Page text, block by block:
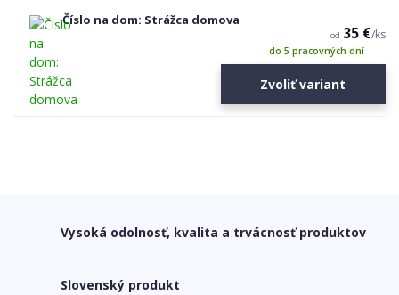
Číslo na dom: Strážca domova
od 35 €/ks
do 5 pracovných dní
Zvoliť variant
Vysoká odolnosť, kvalita a trvácnosť produktov
Slovenský produkt